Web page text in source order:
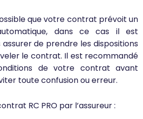
que votre contrat prévoit un
dans ce cas il est
de prendre les dispositions
le contrat. Il est recommandé
de votre contrat avant
toute confusion ou erreur.
RC PRO par l’assureur :